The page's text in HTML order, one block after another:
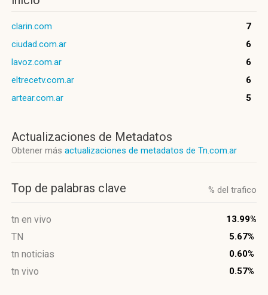
clarin.com
7
ciudad.com.ar
6
lavoz.com.ar
6
eltrecetv.com.ar
6
artear.com.ar
5
Actualizaciones de Metadatos
Obtener más actualizaciones de metadatos de Tn.com.ar
Top de palabras clave % del trafico
tn en vivo 13.99%
TN 5.67%
tn noticias 0.60%
tn vivo 0.57%